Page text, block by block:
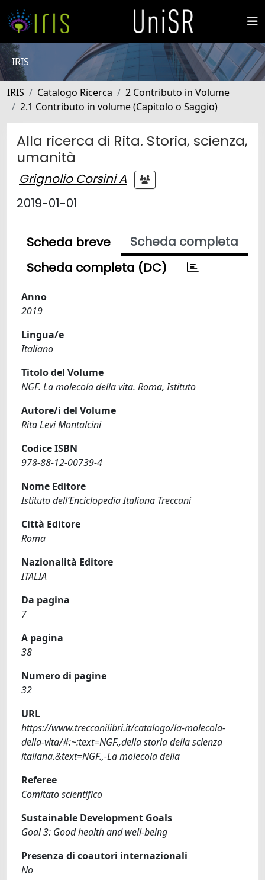
IRIS
IRIS Catalogo Ricerca
2 Contributo in Volume
2.1 Contributo in volume (Capitolo o Saggio)
Alla ricerca di Rita. Storia, scienza,
umanità
Grignolio Corsini A
2019-01-01
Scheda breve
Scheda completa
Scheda completa (DC)
Anno
2019
Lingua/e
Italiano
Titolo del Volume
NGF. La molecola della vita. Roma, Istituto
Autore/i del Volume
Rita Levi Montalcini
Codice ISBN
978-88-12-00739-4
Nome Editore
Istituto dell’Enciclopedia Italiana Treccani
Città Editore
Roma
Nazionalità Editore
ITALIA
Da pagina
7
A pagina
38
Numero di pagine
32
URL
https://www.treccanilibri.it/catalogo/la-molecola-
della-vita/#:~:text=NGF.,della storia della scienza
italiana.&text=NGF.,-La molecola della
Referee
Comitato scientifico
Sustainable Development Goals
Goal 3: Good health and well-being
Presenza di coautori internazionali
No